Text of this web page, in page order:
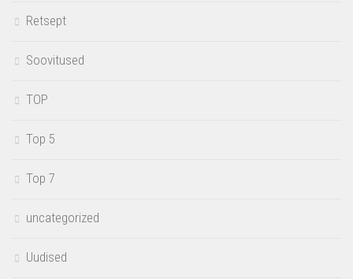
Retsept
Soovitused
TOP
Top 5
Top 7
uncategorized
Uudised